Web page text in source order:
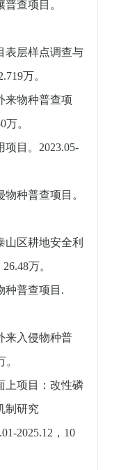
查项目。
表层样点调查与
万。
来物种普查项
万。
目。 2023.05-
种普查项目。
山区耕地安全利
26.48万。
种普查项目 .
来入侵物种普
。
上项目：改性磷
制研究
2025.12， 10